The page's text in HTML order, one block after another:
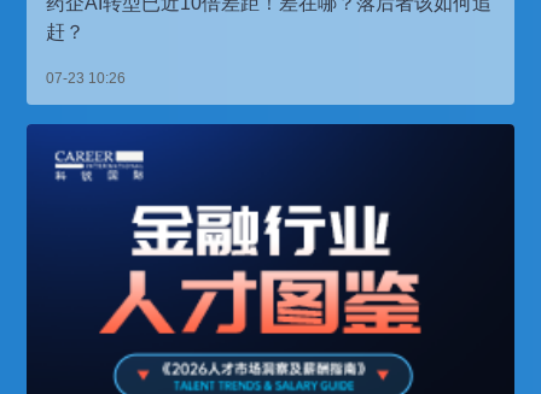
赶？
07-23 10:26